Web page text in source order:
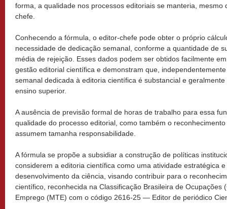
forma, a qualidade nos processos editoriais se manteria,
chefe.
Conhecendo a fórmula, o editor-chefe pode obter o próprio
necessidade de dedicação semanal, conforme a quantidade de
média de rejeição. Esses dados podem ser obtidos facilmente
gestão editorial científica e demonstram que,
semanal dedicada à editoria científica é substancial e
ensino superior.
A ausência de previsão formal de horas de trabalho para essa
qualidade do processo editorial, como também o
assumem tamanha responsabilidade.
A fórmula se propõe a subsidiar a construção de políticas
considerem a editoria científica como uma atividade estratégica
desenvolvimento da ciência, visando contribuir para o
científico, reconhecida na Classificação Brasileira de Ocupações
Emprego (MTE) com o código 2616-25 — Editor de periódico